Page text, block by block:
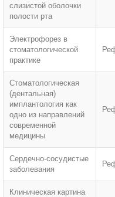
слизистой оболочки
полости рта
Электрофорез в
стоматологической
практике
Стоматологическая
(дентальная)
имплантология как
одно из направлений
современной
медицины
Сердечно-сосудистые
заболевания
Клиническая картина